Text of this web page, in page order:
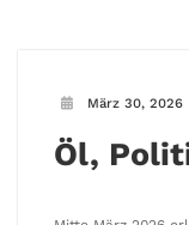
März 30, 2026
Öl,